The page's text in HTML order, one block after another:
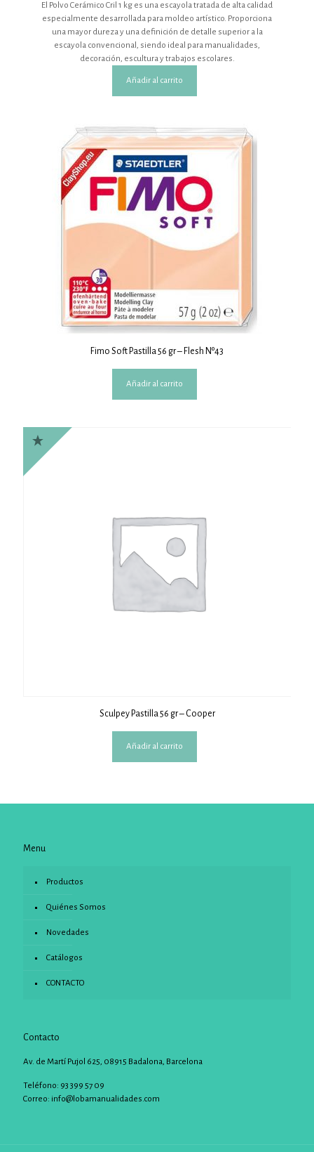
El Polvo Cerámico Cril 1 kg es una escayola tratada de alta calidad
especialmente desarrollada para moldeo artístico. Proporciona
una mayor dureza y una definición de detalle superior a la
escayola convencional, siendo ideal para manualidades,
decoración, escultura y trabajos escolares.
Añadir al carrito
Fimo Soft Pastilla 56 gr – Flesh Nº43
Añadir al carrito
Sculpey Pastilla 56 gr – Cooper
Añadir al carrito
Menu
Productos
Quiénes Somos
Novedades
Catálogos
CONTACTO
Contacto
Av. de Martí Pujol 625, 08915 Badalona, Barcelona
Teléfono: 93 399 57 09
Correo: info@lobamanualidades.com